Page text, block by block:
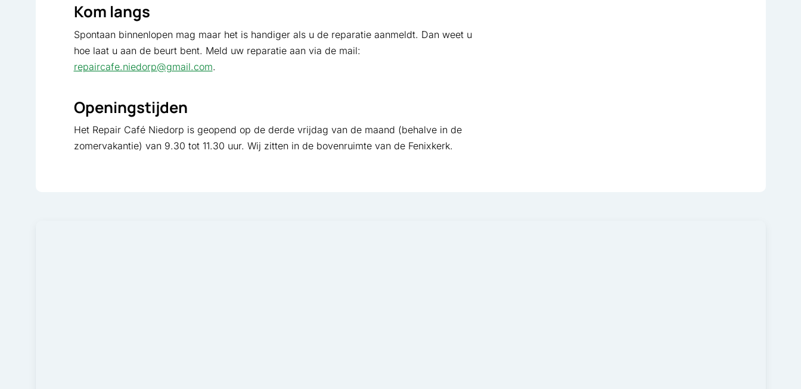
Kom langs
Spontaan binnenlopen mag maar het is handiger als u de reparatie aanmeldt. Dan weet u
hoe laat u aan de beurt bent. Meld uw reparatie aan via de mail:
repaircafe.niedorp@gmail.com.
Openingstijden
Het Repair Café Niedorp is geopend op de derde vrijdag van de maand (behalve in de
zomervakantie) van 9.30 tot 11.30 uur. Wij zitten in de bovenruimte van de Fenixkerk.